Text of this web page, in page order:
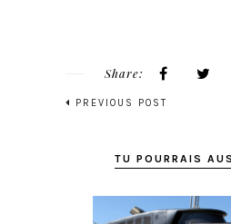
Share:
PREVIOUS POST
TU POURRAIS